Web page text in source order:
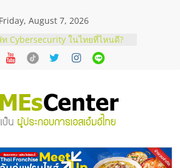
Friday, August 7, 2026
Cybersecurity ในไทยที่ไหนดี?
ลือกผู้ให้บริการให้คุ้มค่าและตอบ
ธุรกิจ
าออนไลน์ โอกาสบริหารสถานี
รน้ำมัน Shell
นาลงทุน แฟรนไชส์ยอนนี่
ครั้งที่ 8
ครื่องเสียงคุณภาพสูง พร้อม